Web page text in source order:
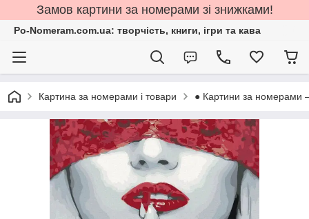
Замов картини за номерами зі знижками!
Po-Nomeram.com.ua: творчість, книги, ігри та кава
Картина за номерами і товари ● Картини за номерами